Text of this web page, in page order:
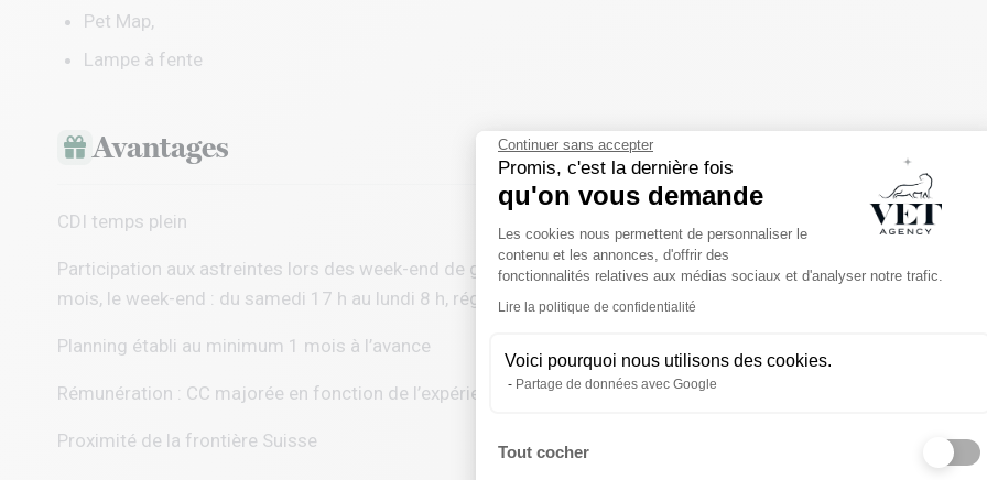
Continuer sans accepter
Promis, c'est la dernière fois
qu'on vous demande
Plateforme de Gestion du
Les cookies nous permettent de personnaliser le
contenu et les annonces, d'offrir des
fonctionnalités relatives aux médias sociaux et d'analyser notre trafic.
Lire la politique de confidentialité
Voici pourquoi nous utilisons des cookies.
Partage de données avec Google
Tout cocher
Pet Map,
Lampe à fente
Avantages
CDI temps plein
Participation aux astreintes lors des week-end de garde: Le soir : jusqu’à 23 h, régulées par Alvetis. 1 à 2 par
mois, le week-end : du samedi 17 h au lundi 8 h, régulées par Alvetis , 4 à 5 par an
Planning établi au minimum 1 mois à l’avance
Rémunération : CC majorée en fonction de l’expérience
Proximité de la frontière Suisse